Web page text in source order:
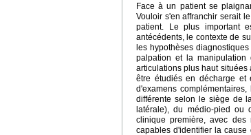
Face à un patient se
Vouloir s'en affranchir serait
patient. Le plus important
antécédents, le contexte de
les hypothèses
palpation et la
articulations plus haut
être étudiés en décharge et
d'examens
différente selon le siège de
latérale), du médio-pied ou
clinique première, avec des
capables d'identifier la cause